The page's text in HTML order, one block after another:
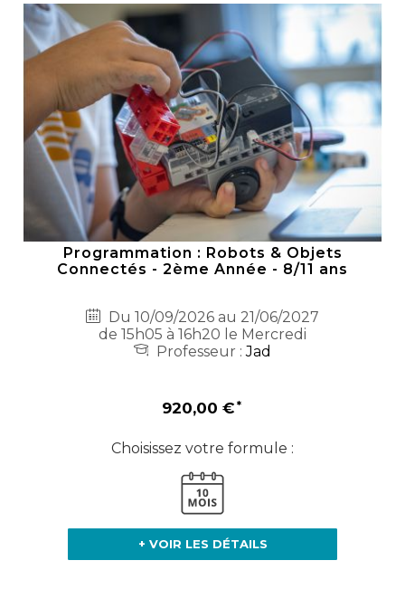
Programmation : Robots & Objets
Connectés - 2ème Année - 8/11 ans
Du 10/09/2026 au 21/06/2027
de 15h05 à 16h20 le Mercredi
Professeur :Jad
920,00 €
Choisissez votre formule :
+ VOIR LES DÉTAILS